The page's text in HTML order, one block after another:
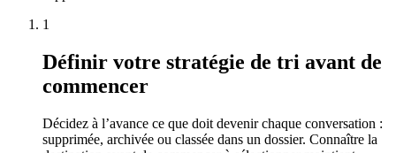
1
Définir votre stratégie de tri avant de
commencer
Décidez à l’avance ce que doit devenir chaque conversation :
supprimée, archivée ou classée dans un dossier. Connaître la